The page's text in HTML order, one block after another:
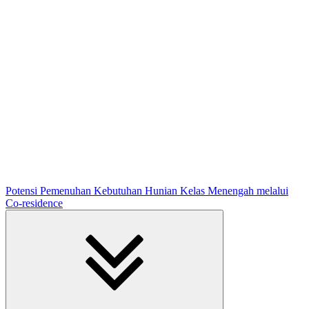
Potensi Pemenuhan Kebutuhan Hunian Kelas Menengah melalui
Co-residence